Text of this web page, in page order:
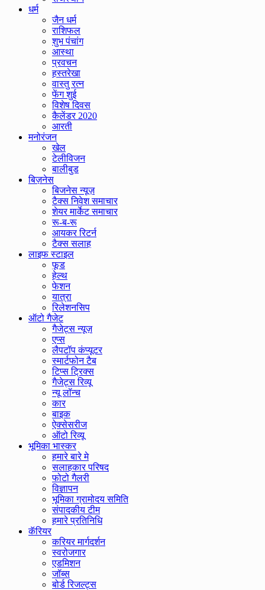
धर्म
जैन धर्म
राशिफल
शुभ पंचांग
आस्था
प्रवचन
हस्तरेखा
वास्तु रत्न
फेंग शुई
विशेष दिवस
कैलेंडर 2020
आरती
मनोरंजन
खेल
टेलीविजन
बालीबुड
बिज़नेस
बिजनेस न्यूज़
टैक्स निवेश समाचार
शेयर मार्केट समाचार
रू-ब-रू
आयकर रिटर्न
टैक्स सलाह
लाइफ स्टाइल
फूड
हेल्थ
फेशन
यात्रा
रिलेशनसिप
ऑटो गैजेट
गैजेट्स न्यूज़
एप्स
लैपटॉप कंप्यूटर
स्मार्टफोन टैब
टिप्स ट्रिक्स
गैजेट्स रिव्यू
न्यू लॉन्च
कार
बाइक
ऐक्सेसरीज
ऑटो रिव्यू
भूमिका भास्कर
हमारे बारे मे
सलाहकार परिषद
फोटो गैलरी
विज्ञापन
भूमिका ग्रामोदय समिति
संपादकीय टीम
हमारे प्रतिनिधि
कॅरियर
करियर मार्गदर्शन
स्वरोजगार
एडमिशन
जॉब्स
बोर्ड रिजल्ट्स